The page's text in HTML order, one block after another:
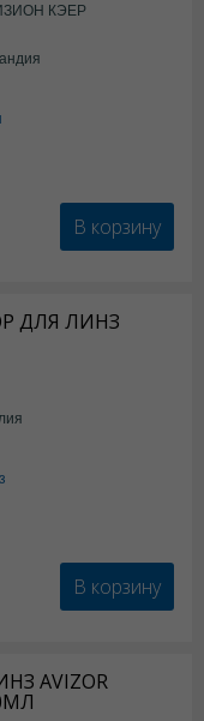
КЭЕР
В корзину
ДЛЯ ЛИНЗ
В корзину
AVIZOR